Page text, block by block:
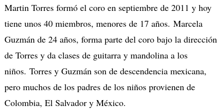
Martin Torres formó el coro en septiembre de 2011 y hoy
tiene unos 40 miembros, menores de 17 años. Marcela
Guzmán de 24 años, forma parte del coro bajo la dirección
de Torres y da clases de guitarra y mandolina a los
niños. Torres y Guzmán son de descendencia mexicana,
pero muchos de los padres de los niños provienen de
Colombia, El Salvador y México.